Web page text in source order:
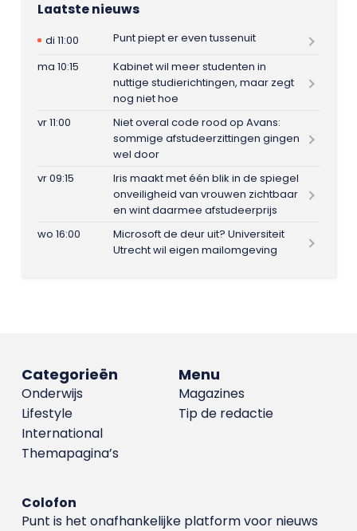
Laatste nieuws
di 11:00
Punt piept er even tussenuit
ma 10:15
Kabinet wil meer studenten in
nuttige studierichtingen, maar zegt
nog niet hoe
vr 11:00
Niet overal code rood op Avans:
sommige afstudeerzittingen gingen
wel door
vr 09:15
Iris maakt met één blik in de spiegel
onveiligheid van vrouwen zichtbaar
en wint daarmee afstudeerprijs
wo 16:00
Microsoft de deur uit? Universiteit
Utrecht wil eigen mailomgeving
Menu
Magazines
Tip de redactie
Categorieën
Onderwijs
Lifestyle
International
Themapagina’s
Colofon
Punt is het onafhankelijke platform voor nieuws